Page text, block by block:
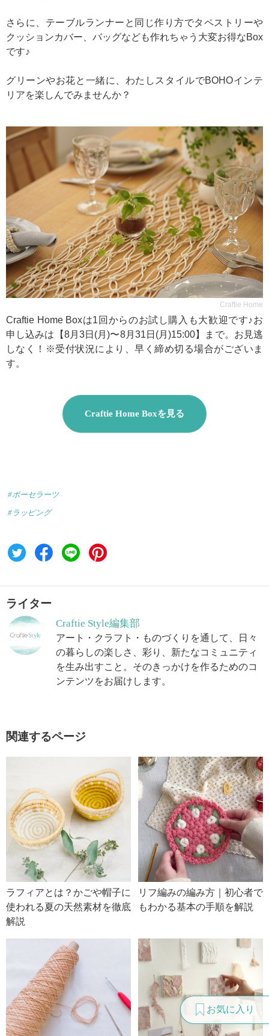
さらに、テーブルランナーと同じ作り方でタペストリーや
クッションカバー、バッグなども作れちゃう大変お得なBox
です♪
グリーンやお花と一緒に、わたしスタイルでBOHOインテ
リアを楽しんでみませんか？
Craftie Home
Craftie Home Boxは1回からのお試し購入も大歓迎です♪お
申し込みは【8月3日(月)〜8月31日(月)15:00】まで。お見逃
しなく！※受付状況により、早く締め切る場合がございま
す。
Craftie Home Boxを見る
#ポーセラーツ
#ラッピング
お気に入り
ライター
Craftie Style編集部
アート・クラフト・ものづくりを通して、日々
の暮らしの楽しさ、彩り、新たなコミュニティ
を生み出すこと。そのきっかけを作るためのコ
ンテンツをお届けします。
関連するページ
ラフィアとは？かごや帽子に
使われる夏の天然素材を徹底
解説
リフ編みの編み方｜初心者で
もわかる基本の手順を解説